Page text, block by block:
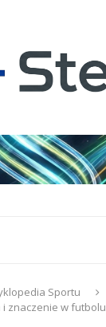
Sportu
znaczenie w futbolu